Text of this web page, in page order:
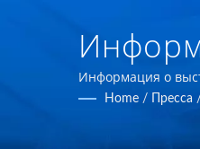
Информация о
создавать более
Home / Пресса /